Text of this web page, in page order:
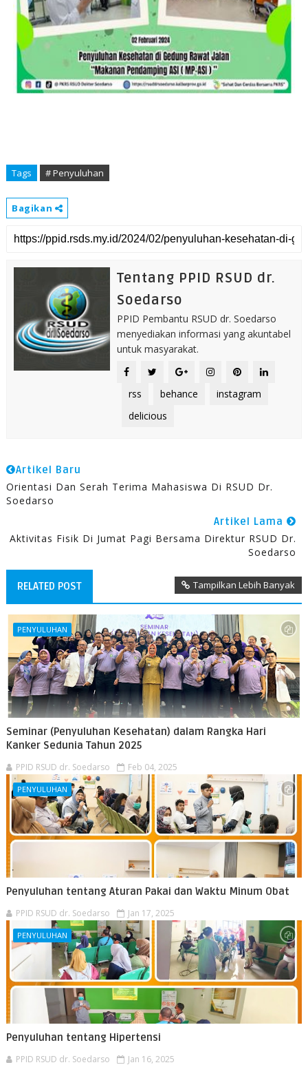
Tags # Penyuluhan
Bagikan
Tentang PPID RSUD dr.
Soedarso
PPID Pembantu RSUD dr. Soedarso
menyediakan informasi yang akuntabel
untuk masyarakat.
rss behance
instagram
delicious
Artikel Baru
Orientasi Dan Serah Terima Mahasiswa Di RSUD Dr.
Soedarso
Artikel Lama
Aktivitas Fisik Di Jumat Pagi Bersama Direktur RSUD Dr.
Soedarso
RELATED POST Tampilkan Lebih Banyak
PENYULUHAN
Seminar (Penyuluhan Kesehatan) dalam Rangka Hari
Kanker Sedunia Tahun 2025
PPID RSUD dr. Soedarso Feb 04, 2025
PENYULUHAN
Penyuluhan tentang Aturan Pakai dan Waktu Minum Obat
PPID RSUD dr. Soedarso Jan 17, 2025
PENYULUHAN
Penyuluhan tentang Hipertensi
PPID RSUD dr. Soedarso Jan 16, 2025